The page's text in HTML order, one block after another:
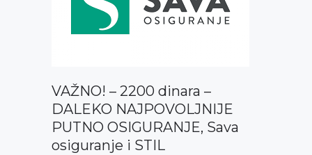
GALERIJA
VAŽNO! – 2200 dinara –
DALEKO NAJPOVOLJNIJE
PUTNO OSIGURANJE, Sava
osiguranje i STIL